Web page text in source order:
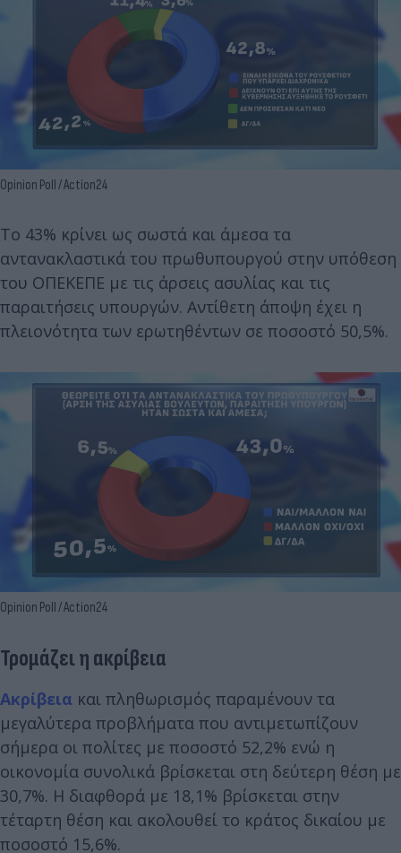
Opinion Poll / Action24
To 43% κρίνει ως σωστά και άμεσα τα
αντανακλαστικά του πρωθυπουργού στην υπόθεση
του ΟΠΕΚΕΠΕ με τις άρσεις ασυλίας και τις
παραιτήσεις υπουργών. Αντίθετη άποψη έχει η
πλειονότητα των ερωτηθέντων σε ποσοστό 50,5%.
Opinion Poll / Action24
Τρομάζει η ακρίβεια
Ακρίβεια και πληθωρισμός παραμένουν τα
μεγαλύτερα προβλήματα που αντιμετωπίζουν
σήμερα οι πολίτες με ποσοστό 52,2% ενώ η
οικονομία συνολικά βρίσκεται στη δεύτερη θέση με
30,7%. Η διαφθορά με 18,1% βρίσκεται στην
τέταρτη θέση και ακολουθεί το κράτος δικαίου με
ποσοστό 15,6%.